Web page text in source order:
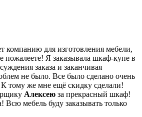
компанию для изготовления мебели,
Я заказывала шкаф-купе в
заказа и заканчивая
не было. Все было сделано очень
тому же мне ещё скидку сделали!
Алексею за прекрасный шкаф!
Всю мебель буду заказывать только